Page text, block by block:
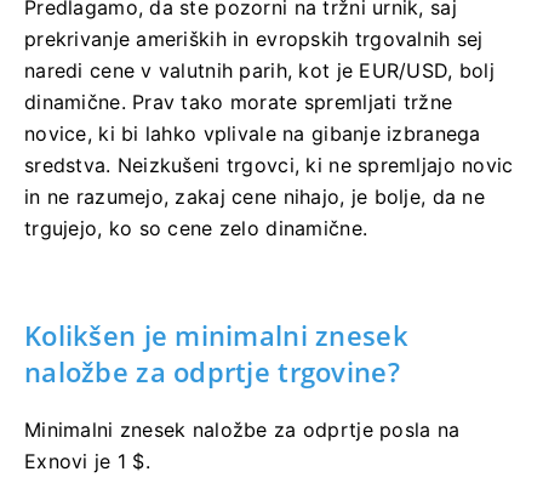
Predlagamo, da ste pozorni na tržni urnik, saj
prekrivanje ameriških in evropskih trgovalnih sej
naredi cene v valutnih parih, kot je EUR/USD, bolj
dinamične. Prav tako morate spremljati tržne
novice, ki bi lahko vplivale na gibanje izbranega
sredstva. Neizkušeni trgovci, ki ne spremljajo novic
in ne razumejo, zakaj cene nihajo, je bolje, da ne
trgujejo, ko so cene zelo dinamične.
Kolikšen je minimalni znesek
naložbe za odprtje trgovine?
Minimalni znesek naložbe za odprtje posla na
Exnovi je 1 $.